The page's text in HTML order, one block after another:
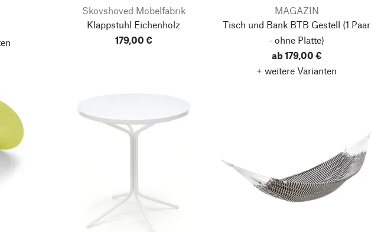
Skovshoved Mobelfabrik
Klappstuhl Eichenholz
179,00 €
MAGAZIN
Tisch und Bank BTB Gestell (1 Paar
- ohne Platte)
ab 179,00 €
+ weitere Varianten